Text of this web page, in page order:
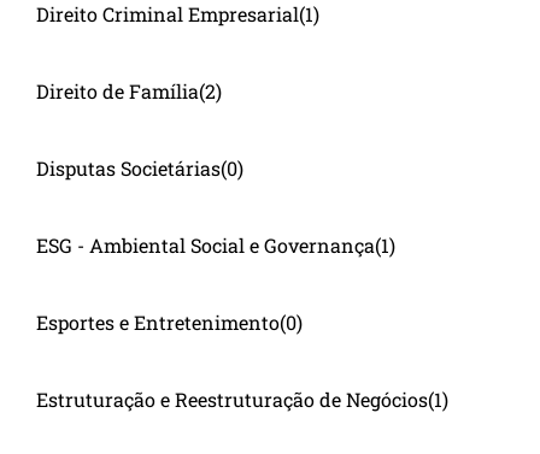
Direito Criminal Empresarial(1)
Direito de Família(2)
Disputas Societárias(0)
ESG - Ambiental Social e Governança(1)
Esportes e Entretenimento(0)
Estruturação e Reestruturação de Negócios(1)